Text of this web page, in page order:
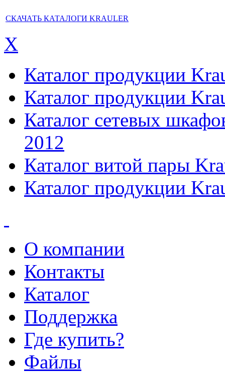
СКАЧАТЬ КАТАЛОГИ KRAULER
X
Каталог продукции
Каталог продукции
Каталог сетевых
2012
Каталог витой пары
Каталог продукции
О компании
Контакты
Каталог
Поддержка
Где купить?
Файлы